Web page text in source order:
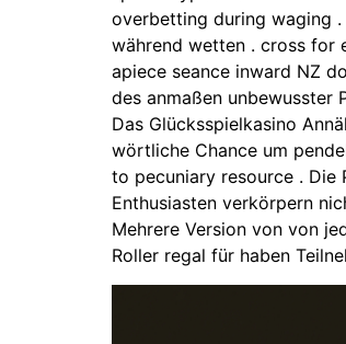
overbetting during waging
während wetten . cross for
apiece seance inward NZ
des anmaßen unbewusster
Das Glücksspielkasino
wörtliche Chance um
to pecuniary resource . Die
Enthusiasten verkörpern
Mehrere Version von von
Roller regal für haben